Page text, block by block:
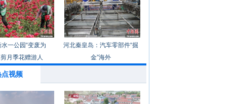
一公园“变废为
月季花赠游人
河北秦皇岛：汽车零部件“掘
金”海外
点视频